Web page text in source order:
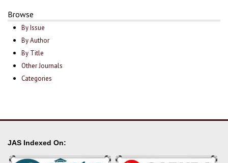
Browse
By Issue
By Author
By Title
Other Journals
Categories
JAS Indexed On: